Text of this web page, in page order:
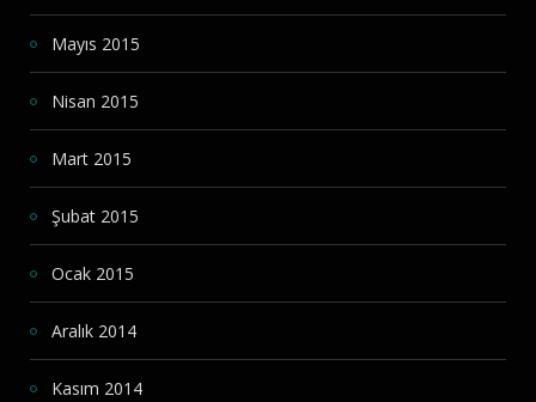
Mayıs 2015
Nisan 2015
Mart 2015
Şubat 2015
Ocak 2015
Aralık 2014
Kasım 2014